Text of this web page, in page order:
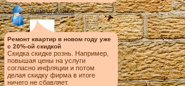
Админ сайта
Ремонт квартир в новом году уже
с 20%-ой скидкой
Скидка скидке рознь. Например,
повышая цены на услуги
согласно инфляции и потом
делая скидку фирма в итоге
ничего не сбавляет.